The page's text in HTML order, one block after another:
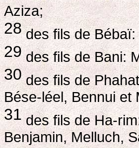
Aziza;
28des fils de Bébaï:
29des fils de Bani:
30des fils de
Bése-léel, Bennui et
31des fils de Ha-
Benjamin, Melluch,